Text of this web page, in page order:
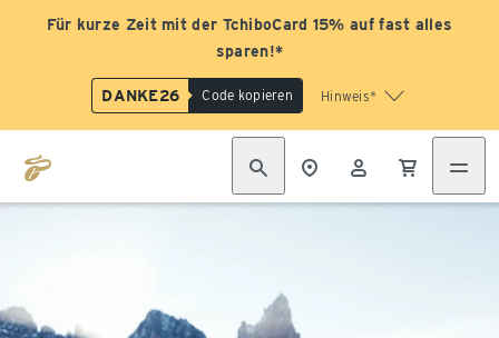
Für kurze Zeit mit der TchiboCard 15% auf fast alles
sparen!*
DANKE26 Code kopieren Hinweis*